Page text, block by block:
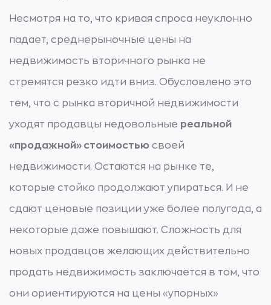
Несмотря на то, что кривая спроса неуклонно
падает, среднерыночные цены на
недвижимость вторичного рынка не
стремятся резко идти вниз. Обусловлено это
тем, что с рынка вторичной недвижимости
уходят продавцы недовольные реальной
«продажной» стоимостью своей
недвижимости. Остаются на рынке те,
которые стойко продолжают упираться. И не
сдают ценовые позиции уже более полугода, а
некоторые даже повышают. Сложность для
новых продавцов желающих действительно
продать недвижимость заключается в том, что
они ориентируются на цены «упорных»